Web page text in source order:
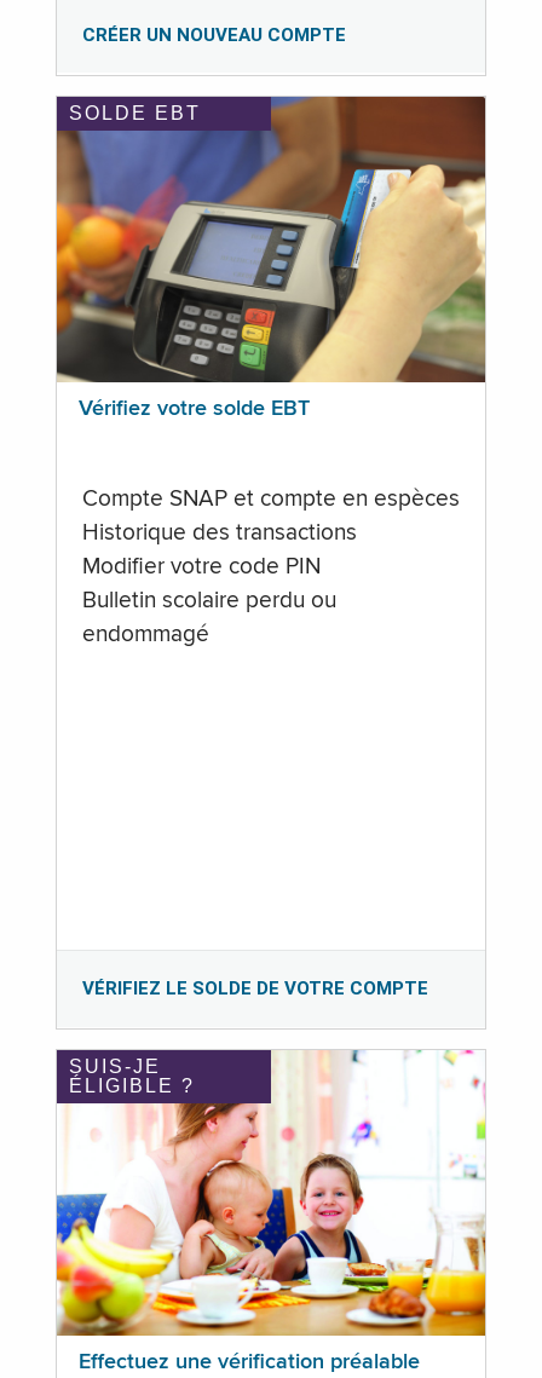
CRÉER UN NOUVEAU COMPTE
SOLDE EBT
Vérifiez votre solde EBT
Compte SNAP et compte en espèces
Historique des transactions
Modifier votre code PIN
Bulletin scolaire perdu ou
endommagé
VÉRIFIEZ LE SOLDE DE VOTRE COMPTE
SUIS-JE
ÉLIGIBLE ?
Effectuez une vérification préalable